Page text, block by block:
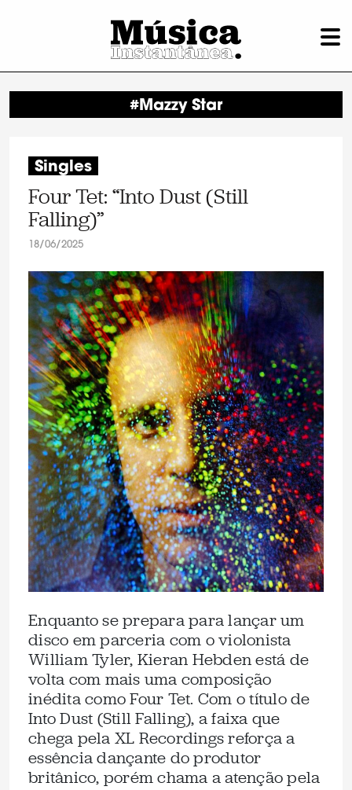
#Mazzy Star
Singles
Four Tet: “Into Dust (Still
Falling)”
18/06/2025
Enquanto se prepara para lançar um
disco em parceria com o violonista
William Tyler, Kieran Hebden está de
volta com mais uma composição
inédita como Four Tet. Com o título de
Into Dust (Still Falling), a faixa que
chega pela XL Recordings reforça a
essência dançante do produtor
britânico, porém chama a atenção pela